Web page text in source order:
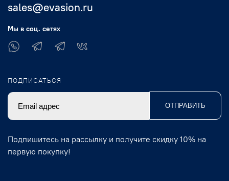
sales@evasion.ru
Мы в соц. сетях
ПОДПИСАТЬСЯ
ОТПРАВИТЬ
Подпишитесь на рассылку и получите скидку 10% на
первую покупку!